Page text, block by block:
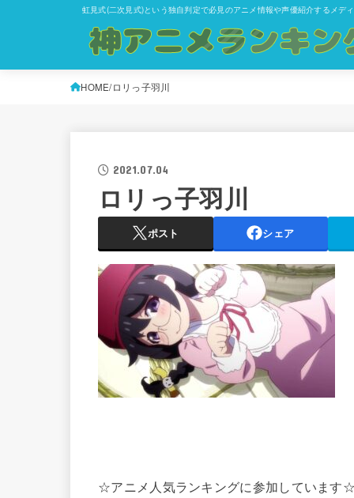
虹見式(二次見式)という独自判定で必見のアニメ情報や声優紹介するメデ
HOME ロリっ子羽川
2021.07.04
ロリっ子羽川
ポスト シェア
☆アニメ人気ランキングに参加しています